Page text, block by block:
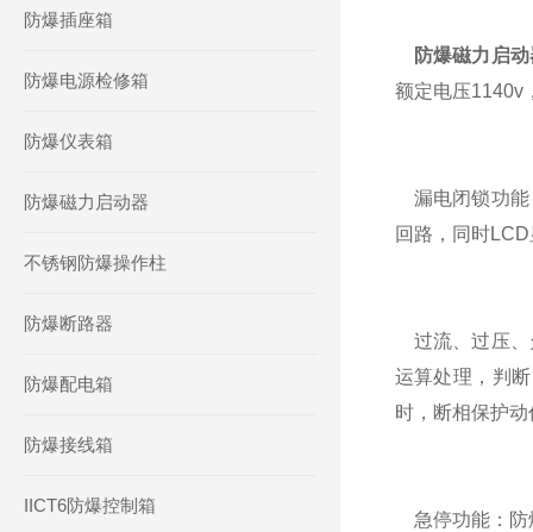
防爆插座箱
防爆电源检修箱
防爆仪表箱
防爆磁力启动器
不锈钢防爆操作柱
防爆断路器
防爆配电箱
防爆接线箱
IICT6防爆控制箱
防爆磁力启
额定电压1140v
漏电闭锁功能
回路，同时
过流、过压、
运算处理，判
时，断相保护
急停功能：防